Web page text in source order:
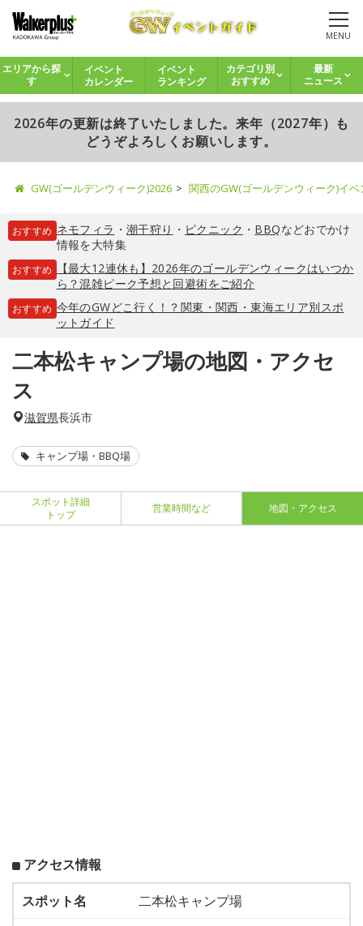
MENU
エリアから探
す
イベント
カレンダー
イベント
ランキング
カテゴリ別
おすすめ
最新
ニュース
2026年の更新は終了いたしました。来年（2027年）も
どうぞよろしくお願いします。
GW(ゴールデンウィーク)2026 関西のGW(ゴールデンウィーク)イ
おすすめ ネモフィラ ・ 潮干狩り ・ ピクニック ・ BBQなどおでかけ
情報を大特集
おすすめ
【最大12連休も】2026年のゴールデンウィークはいつか
ら？混雑ピーク予想と回避術をご紹介
おすすめ 今年のGWどこ行く！？関東・関西・東海エリア別スポ
ットガイド
二本松キャンプ場の地図・アクセ
ス
滋賀県長浜市
キャンプ場・BBQ場
スポット詳細
トップ
営業時間など 地図・アクセス
アクセス情報
スポット名
二本松キャンプ場